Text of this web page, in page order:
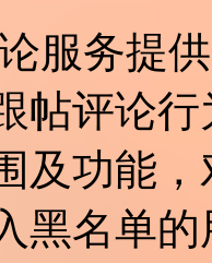
服务提
帖评论
及功能
黑名单